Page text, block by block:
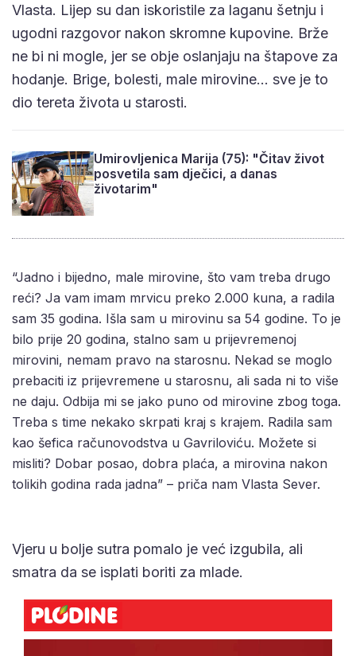
Vlasta. Lijep su dan iskoristile za laganu šetnju i
ugodni razgovor nakon skromne kupovine. Brže
ne bi ni mogle, jer se obje oslanjaju na štapove za
hodanje. Brige, bolesti, male mirovine… sve je to
dio tereta života u starosti.
Umirovljenica Marija (75): "Čitav život
posvetila sam dječici, a danas
životarim"
“Jadno i bijedno, male mirovine, što vam treba drugo
reći? Ja vam imam mrvicu preko 2.000 kuna, a radila
sam 35 godina. Išla sam u mirovinu sa 54 godine. To je
bilo prije 20 godina, stalno sam u prijevremenoj
mirovini, nemam pravo na starosnu. Nekad se moglo
prebaciti iz prijevremene u starosnu, ali sada ni to više
ne daju. Odbija mi se jako puno od mirovine zbog toga.
Treba s time nekako skrpati kraj s krajem. Radila sam
kao šefica računovodstva u Gavriloviću. Možete si
misliti? Dobar posao, dobra plaća, a mirovina nakon
tolikih godina rada jadna” – priča nam Vlasta Sever.
Vjeru u bolje sutra pomalo je već izgubila, ali
smatra da se isplati boriti za mlade.